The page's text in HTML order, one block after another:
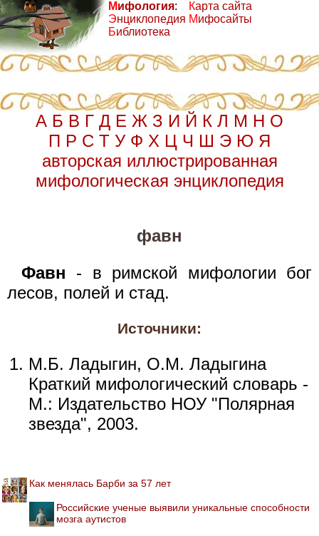
Мифология:
Энциклопедия
Библиотека
Карта сайта
Мифосайты
А Б В Г Д Е Ж З И Й К Л М Н О
П Р С Т У Ф Х Ц Ч Ш Э Ю Я
авторская иллюстрированная
мифологическая энциклопедия
фавн
Фавн - в римской мифологии бог
лесов, полей и стад.
Источники:
М.Б. Ладыгин, О.М. Ладыгина
Краткий мифологический словарь -
М.: Издательство НОУ "Полярная
звезда", 2003.
Как менялась Барби за 57 лет
Российские ученые выявили уникальные способности
мозга аутистов